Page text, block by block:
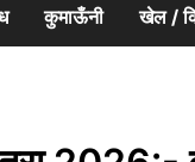
कुमाऊँनी खेल /